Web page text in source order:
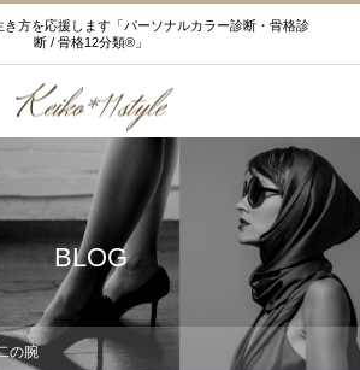
き方を応援します「パーソナルカラー診断・骨格診
断 / 骨格12分類®」
BLOG
の腕